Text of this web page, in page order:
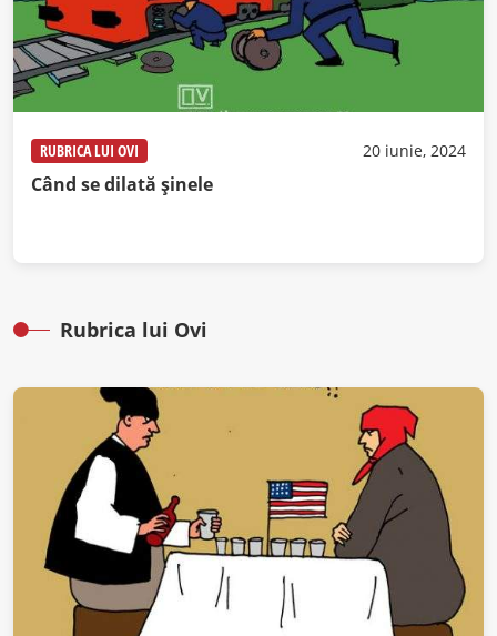
RUBRICA LUI OVI 20 iunie, 2024
Când se dilată șinele
Rubrica lui Ovi